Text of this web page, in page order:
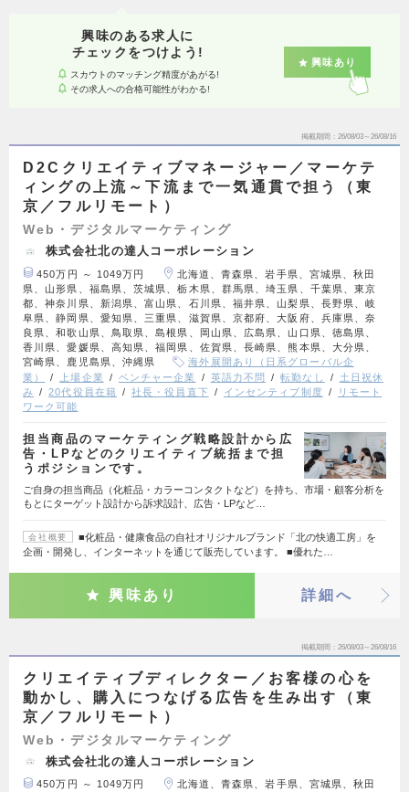
興味のある求人に
チェックをつけよう!
スカウトのマッチング精度があがる!
その求人への合格可能性がわかる!
興味あり
掲載期間 26/08/03～26/08/16
D2Cクリエイティブマネージャー／マーケテ
ィングの上流～下流まで一気通貫で担う（東
京／フルリモート）
Web・デジタルマーケティング
株式会社北の達人コーポレーション
450万円 ～ 1049万円
北海道、青森県、岩手県、宮城県、秋田
県、山形県、福島県、茨城県、栃木県、群馬県、埼玉県、千葉県、東京
都、神奈川県、新潟県、富山県、石川県、福井県、山梨県、長野県、岐
阜県、静岡県、愛知県、三重県、滋賀県、京都府、大阪府、兵庫県、奈
良県、和歌山県、鳥取県、島根県、岡山県、広島県、山口県、徳島県、
香川県、愛媛県、高知県、福岡県、佐賀県、長崎県、熊本県、大分県、
宮崎県、鹿児島県、沖縄県
海外展開あり（日系グローバル企
業）
上場企業 ベンチャー企業 英語力不問 転勤なし
土日祝休
み
20代役員在籍 社長・役員直下 インセンティブ制度
リモート
ワーク可能
担当商品のマーケティング戦略設計から広
告・LPなどのクリエイティブ統括まで担
うポジションです。
ご自身の担当商品（化粧品・カラーコンタクトなど）を持ち、市場・顧客分析を
もとにターゲット設計から訴求設計、広告・LPなど…
会社概要
■化粧品・健康食品の自社オリジナルブランド「北の快適工房」を
企画・開発し、インターネットを通じて販売しています。 ■優れた…
興味あり 詳細へ
掲載期間 26/08/03～26/08/16
クリエイティブディレクター／お客様の心を
動かし、購入につなげる広告を生み出す（東
京／フルリモート）
Web・デジタルマーケティング
株式会社北の達人コーポレーション
450万円 ～ 1049万円
北海道、青森県、岩手県、宮城県、秋田